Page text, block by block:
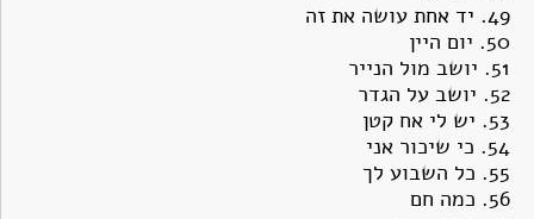
49. יד אחת עושה את זה
50. יום היין
51. יושב מול הנייר
52. יושב על הגדר
53. יש לי אח קטן
54. כי שיכור אני
55. כל השבוע לך
56. כמה חם